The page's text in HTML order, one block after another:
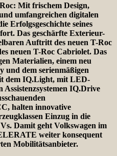
Mit frischem Design,
umfangreichen digitalen
Erfolgsgeschichte seines
Das geschärfte Exterieur-
Auftritt des neuen T-Roc
neuen T-Roc Cabriolet. Das
Materialien, einem neu
und dem serienmäßigen
dem IQ.Light, mit LED-
IQ.Drive
halten innovative
Einzug in die
Damit geht Volkswagen im
weiter konsequent
Mobilitätsanbieter.